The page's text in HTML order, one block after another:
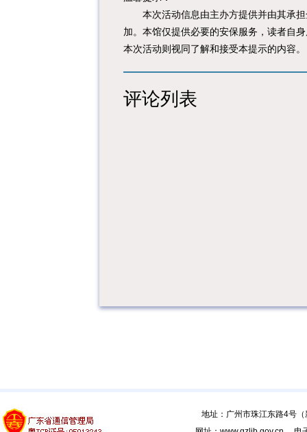
本次活动信息由主办方提供并由其承担
加。本馆仅提供必要的安保服务，读者自
本次活动则视同了解和接受本提示的内容。
评论列表
地址：广州市珠江东路4